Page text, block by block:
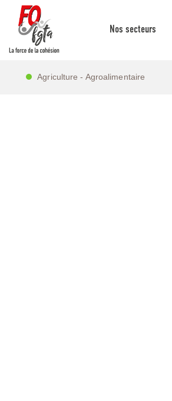
Nos secteurs
Agriculture - Agroalimentaire